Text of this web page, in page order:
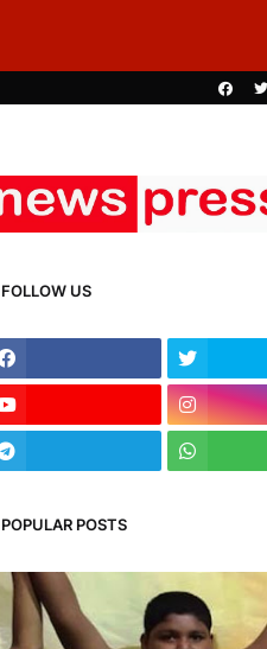
FOLLOW US
POPULAR POSTS